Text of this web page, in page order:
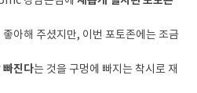
강남본점에 새롭게 설치된 포토존
아해 주셨지만, 이번 포토존에는 조금